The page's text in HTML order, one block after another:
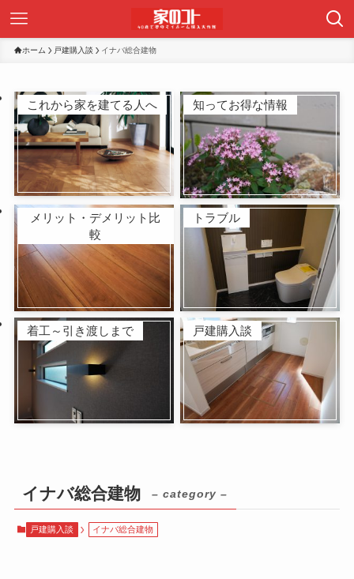
ホーム 戸建購入談 イナバ総合建物
これから家を建てる人へ 知ってお得な情報
メリット・デメリット比
較
トラブル
着工～引き渡しまで 戸建購入談
イナバ総合建物 – category –
戸建購入談 イナバ総合建物